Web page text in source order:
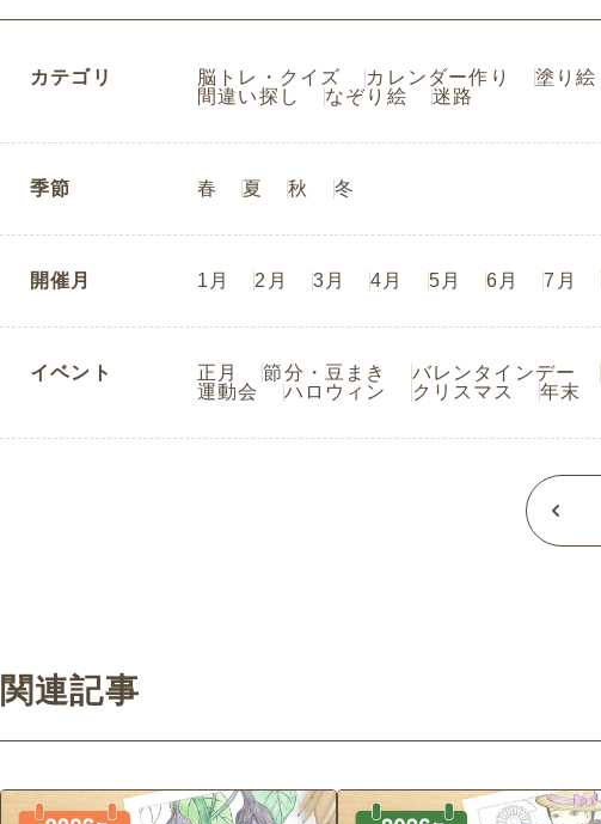
カテゴリ 脳トレ・クイズ カレンダー作り 塗り絵
間違い探し
なぞり絵 迷路
季節 春 夏 秋 冬
開催月 1月 2月 3月 4月 5月 6月 7月
イベント 正月 節分・豆まき バレンタインデー
運動会
ハロウィン クリスマス 年末
関連記事